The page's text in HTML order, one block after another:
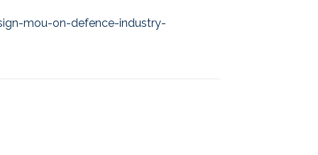
mou-on-defence-industry-